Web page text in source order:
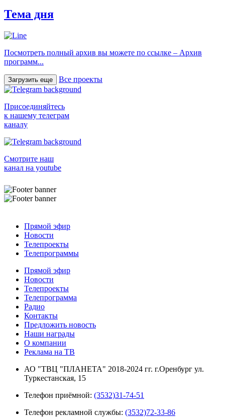
Тема дня
Посмотреть полный архив вы можете по ссылке – Архив
программ...
Загрузить еще Все проекты
Присоединяйтесь
к нашему телеграм
каналу
Смотрите наш
канал на youtube
Прямой эфир
Новости
Телепроекты
Телепрограммы
Прямой эфир
Новости
Телепроекты
Телепрограмма
Радио
Контакты
Предложить новость
Наши награды
О компании
Реклама на ТВ
АО "ТВЦ "ПЛАНЕТА" 2018-2024 гг. г.Оренбург ул.
Туркестанская, 15
Телефон приёмной: (3532)31-74-51
Телефон рекламной службы: (3532)72-33-86